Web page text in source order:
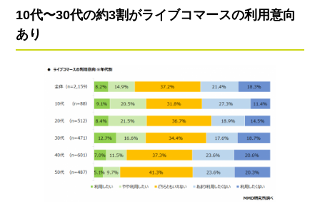
10代〜30代の約3割がライブコマースの利用意向
あり